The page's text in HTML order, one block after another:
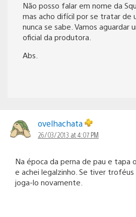
Não posso falar em nome da
mas acho difícil por se tratar de
nunca se sabe. Vamos aguardar
oficial da produtora.
Abs.
ovelhachata
26/03/2013 at 4:07 PM
Na época da perna de pau e tapa
e achei legalzinho. Se tiver
joga-lo novamente.